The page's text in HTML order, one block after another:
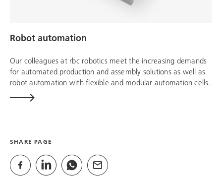
Robot automation
Our colleagues at rbc roboticsmeet the increasing demands
for automated production and assembly solutions as well as
robot automation with flexible and modular automation cells.
SHARE PAGE